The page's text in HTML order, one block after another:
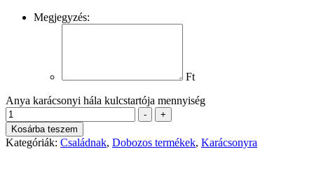
Megjegyzés:
Ft
Anya karácsonyi hála kulcstartója mennyiség
-
+
Kosárba teszem
Kategóriák: Családnak, Dobozos termékek, Karácsonyra